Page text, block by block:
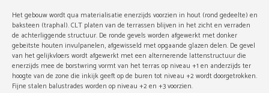
Het gebouw wordt qua materialisatie enerzijds voorzien in hout (rond gedeelte) en
baksteen (traphal). CLT platen van de terrassen blijven in het zicht en verraden
de achterliggende structuur. De ronde gevels worden afgewerkt met donker
gebeitste houten invulpanelen, afgewisseld met opgaande glazen delen. De gevel
van het gelijkvloers wordt afgewerkt met een alternerende lattenstructuur die
enerzijds mee de borstwring vormt van het terras op niveau +1 en anderzijds ter
hoogte van de zone die inkijk geeft op de buren tot niveau +2 wordt doorgetrokken.
Fijne stalen balustrades worden op niveau +2 en +3 voorzien.